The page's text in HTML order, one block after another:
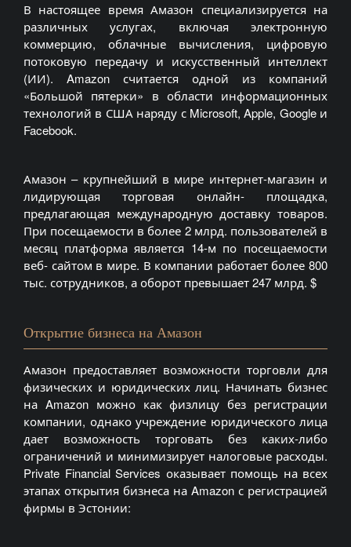
В настоящее время Амазон специализируется на
различных услугах, включая электронную
коммерцию, облачные вычисления, цифровую
потоковую передачу и искусственный интеллект
(ИИ). Amazon считается одной из компаний
«Большой пятерки» в области информационных
технологий в США наряду с Microsoft, Apple, Google и
Facebook.
Амазон – крупнейший в мире интернет-магазин и
лидирующая торговая онлайн- площадка,
предлагающая международную доставку товаров.
При посещаемости в более 2 млрд. пользователей в
месяц платформа является 14-м по посещаемости
веб- сайтом в мире. В компании работает более 800
тыс. сотрудников, а оборот превышает 247 млрд. $
Открытие бизнеса на Амазон
Амазон предоставляет возможности торговли для
физических и юридических лиц. Начинать бизнес
на Amazon можно как физлицу без регистрации
компании, однако учреждение юридического лица
дает возможность торговать без каких-либо
ограничений и минимизирует налоговые расходы.
Private Financial Services оказывает помощь на всех
этапах открытия бизнеса на Amazon с регистрацией
фирмы в Эстонии: